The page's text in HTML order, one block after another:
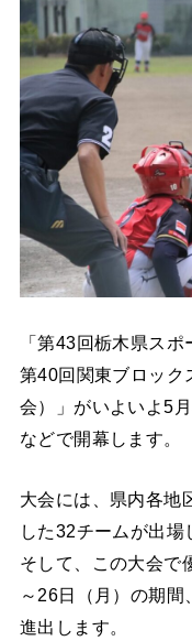
「第43回栃木県ス
第40回関東ブロック
会）」がいよいよ5
などで開幕します。
大会には、県内各地
した32チームが出場
そして、この大会で
～26日（月）の期
進出します。